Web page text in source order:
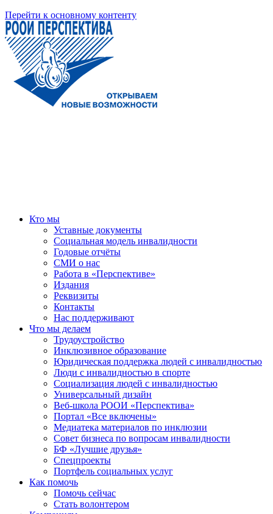
Перейти к основному контенту
Кто мы
Уставные документы
Социальная модель инвалидности
Годовые отчёты
СМИ о нас
Работа в «Перспективе»
Издания
Реквизиты
Контакты
Нас поддерживают
Что мы делаем
Трудоустройство
Инклюзивное образование
Юридическая поддержка людей с инвалидностью
Люди с инвалидностью в спорте
Социализация людей с инвалидностью
Универсальный дизайн
Веб-школа РООИ «Перспектива»
Портал «Все включены»
Медиатека материалов по инклюзии
Совет бизнеса по вопросам инвалидности
БФ «Лучшие друзья»
Спецпроекты
Портфель социальных услуг
Как помочь
Помочь сейчас
Стать волонтером